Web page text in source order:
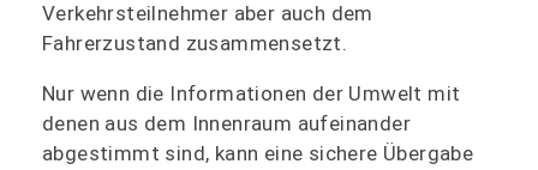
Verkehrsteilnehmer aber auch dem
Fahrerzustand zusammensetzt.
Nur wenn die Informationen der Umwelt mit
denen aus dem Innenraum aufeinander
abgestimmt sind, kann eine sichere Übergabe